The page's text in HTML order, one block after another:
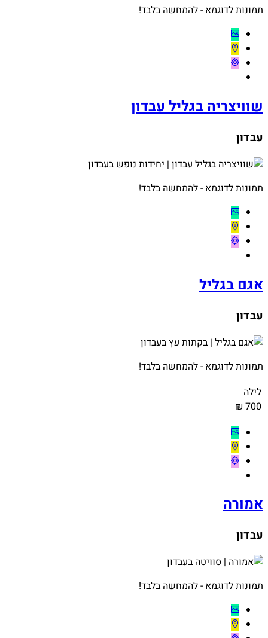
תמונות לדוגמא - להמחשה בלבד!
שוויצריה בגליל עבדון
עבדון
תמונות לדוגמא - להמחשה בלבד!
אגם בגליל
עבדון
תמונות לדוגמא - להמחשה בלבד!
לילה
700 ₪
אמורה
עבדון
תמונות לדוגמא - להמחשה בלבד!